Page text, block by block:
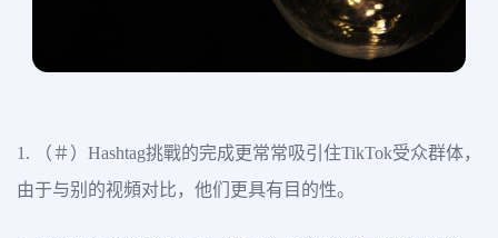
1. （＃）Hashtag挑戰的完成更常常吸引住TikTok受众群体，
由于与别的视頻对比，他们更具有目的性。